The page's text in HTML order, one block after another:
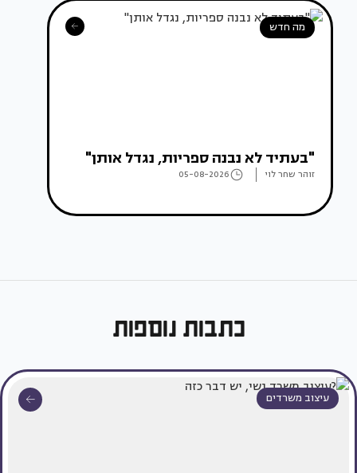
מה חדש
"בעתיד לא נבנה ספריות, נגדל אותן"
זוהר שחר לוי 05-08-2026
כתבות נוספות
עיצוב משרדים